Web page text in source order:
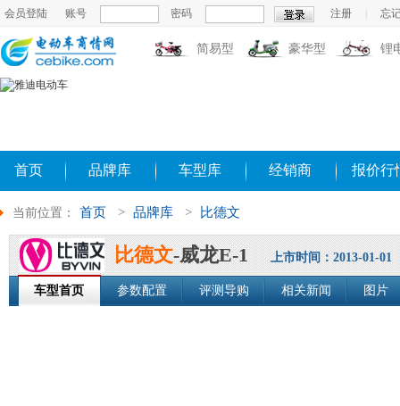
会员登陆 账号 密码 注册 忘
简易型 豪华型 锂
首页 品牌库 车型库 经销商 报价行
当前位置： 首页 > 品牌库 > 比德文
比德文-威龙E-1 上市时间：2013-01-01
车型首页 参数配置 评测导购 相关新闻 图片